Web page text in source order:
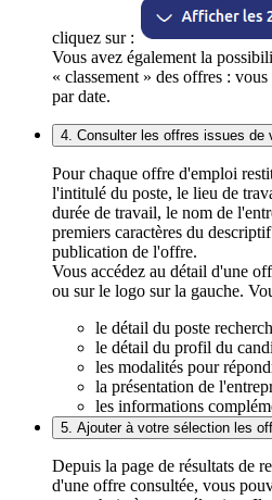
cliquez sur :
Vous avez également la
« classement » des offres :
par date.
4. Consulter les offres issues de
Pour chaque offre d'emploi
l'intitulé du poste, le lieu de
durée de travail, le nom de
premiers caractères du
publication de l'offre.
Vous accédez au détail d'une
ou sur le logo sur la gauche.
le détail du poste
le détail du profil du
les modalités pour
la présentation de
les informations
5. Ajouter à votre sélection les
Depuis la page de résultats de
d'une offre consultée, vous